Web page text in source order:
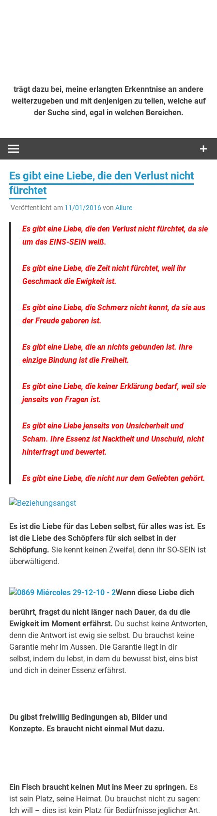
trägt dazu bei, meine erlangten Erkenntnise an andere
weiterzugeben und mit denjenigen zu teilen, welche auf
der Suche sind, egal in welchen Bereichen.
Es gibt eine Liebe, die den Verlust nicht
fürchtet
Veröffentlicht am 11/01/2016von Allure
Es gibt eine Liebe, die den Verlust nicht fürchtet, da sie
um das EINS-SEIN weiß.
Es gibt eine Liebe, die Zeit nicht fürchtet, weil ihr
Geschmack die Ewigkeit ist.
Es gibt eine Liebe, die Schmerz nicht kennt, da sie aus
der Freude geboren ist.
Es gibt eine Liebe, die an nichts gebunden ist. Ihre
einzige Bindung ist die Freiheit.
Es gibt eine Liebe, die keiner Erklärung bedarf, weil sie
jenseits von Fragen ist.
Es gibt eine Liebe jenseits von Unsicherheit und
Scham. Ihre Essenz ist Nacktheit und Unschuld, nicht
hinterfragt und bewertet.
Es gibt eine Liebe, die nicht nur dem Geliebten gehört.
Es ist die Liebe für das Leben selbst,für alles was ist. Es
ist die Liebe des Schöpfers für sich selbst in der
Schöpfung. Sie kennt keinen Zweifel, denn ihr SO-SEIN ist
überwältigend.
Wenn diese Liebe dich
berührt, fragst du nicht länger nach Dauer,da du die
Ewigkeit im Moment erfährst. Du suchst keine Antworten,
denn die Antwort ist ewig sie selbst. Du brauchst keine
Garantie mehr im Aussen. Die Garantie liegt in dir
selbst, indem du lebst, in dem du bewusst bist, eins bist
und dich in deiner Essenz erfährst.
Du gibst freiwillig Bedingungen ab, Bilder und
Konzepte. Es braucht nicht einmal Mut dazu.
Ein Fisch braucht keinen Mut ins Meer zu springen. Es
ist sein Platz, seine Heimat. Du brauchst nicht zu sagen:
Ich will – dies ist kein Platz für Bedürfnisse jeglicher Art.